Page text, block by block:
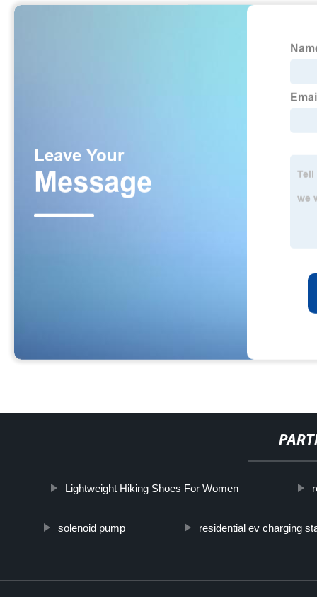
Lightweight Hiking Shoes For Women
solenoid pump residential ev charging